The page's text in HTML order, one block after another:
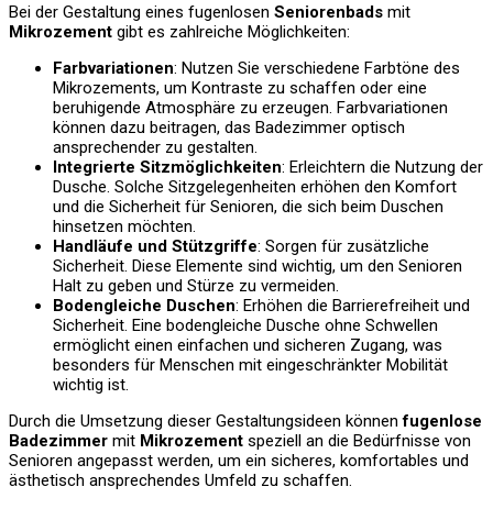
Bei der Gestaltung eines fugenlosen Seniorenbads mit
Mikrozement gibt es zahlreiche Möglichkeiten:
Farbvariationen: Nutzen Sie verschiedene Farbtöne des
Mikrozements, um Kontraste zu schaffen oder eine
beruhigende Atmosphäre zu erzeugen. Farbvariationen
können dazu beitragen, das Badezimmer optisch
ansprechender zu gestalten.
Integrierte Sitzmöglichkeiten: Erleichtern die Nutzung der
Dusche. Solche Sitzgelegenheiten erhöhen den Komfort
und die Sicherheit für Senioren, die sich beim Duschen
hinsetzen möchten.
Handläufe und Stützgriffe: Sorgen für zusätzliche
Sicherheit. Diese Elemente sind wichtig, um den Senioren
Halt zu geben und Stürze zu vermeiden.
Bodengleiche Duschen: Erhöhen die Barrierefreiheit und
Sicherheit. Eine bodengleiche Dusche ohne Schwellen
ermöglicht einen einfachen und sicheren Zugang, was
besonders für Menschen mit eingeschränkter Mobilität
wichtig ist.
Durch die Umsetzung dieser Gestaltungsideen könnenfugenlose
Badezimmer mit Mikrozement speziell an die Bedürfnisse von
Senioren angepasst werden, um ein sicheres, komfortables und
ästhetisch ansprechendes Umfeld zu schaffen.